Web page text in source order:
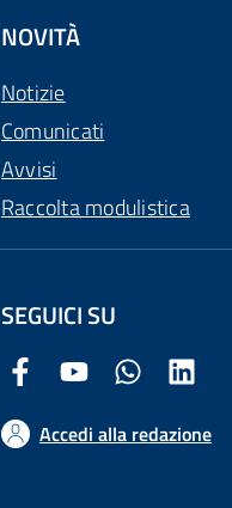
NOVITÀ
Notizie
Comunicati
Avvisi
Raccolta modulistica
SEGUICI SU
Facebook Comune di
Youtube Comune
Twitter
Accedi alla redazione